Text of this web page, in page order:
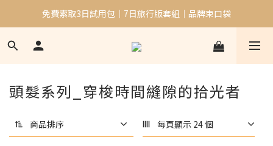
加入會員贈$50購物金｜邀請好友再贈$100購物金
免費索取3日試用包｜7日旅行版套組｜品牌束口袋
滿千免運
頭髮系列_穿梭時間縫隙的拾光者
商品排序 每頁顯示 24 個